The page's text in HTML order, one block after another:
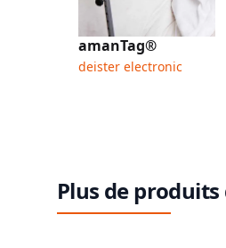
amanTag®
deister electronic
Plus de produits